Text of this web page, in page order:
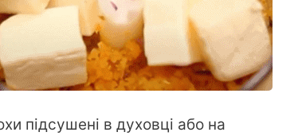
підсушені в духовці або на